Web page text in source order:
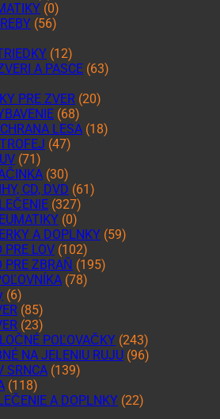
(0)
(56)
(12)
A PASCE (63)
PRE ZVER (20)
(68)
LESA (18)
(47)
(71)
(30)
CD, DVD (61)
(327)
(0)
A DOPLNKY (59)
PRE LOV (102)
PRE ZBRAŇ (195)
(78)
(6)
(85)
(23)
POĽOVAČKY (243)
NA JELENIU RUJU (96)
SRNCA (139)
(118)
A DOPLNKY (22)